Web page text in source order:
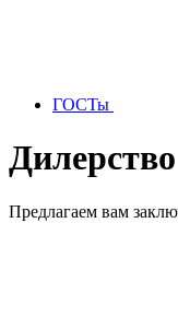
ГОСТы
Дилерство
Предлагаем вам